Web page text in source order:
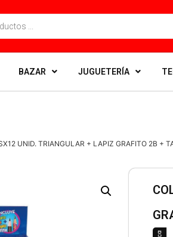
BAZAR JUGUETERÍA
UNID. TRIANGULAR + LAPIZ GRAFITO 2B +